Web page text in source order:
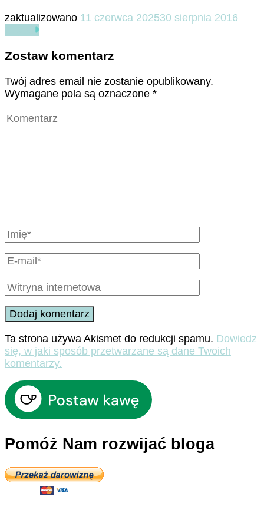
zaktualizowano 11 czerwca 202530 sierpnia 2016
Zostaw komentarz
Twój adres email nie zostanie opublikowany.
Wymagane pola są oznaczone *
Ta strona używa Akismet do redukcji spamu. Dowiedz
się, w jaki sposób przetwarzane są dane Twoich
komentarzy.
Pomóż Nam rozwijać bloga